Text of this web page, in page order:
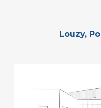
Louzy,